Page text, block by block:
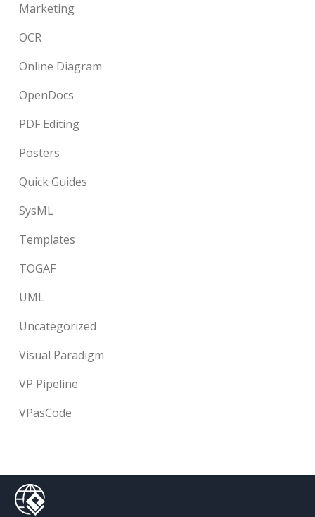
Marketing
OCR
Online Diagram
OpenDocs
PDF Editing
Posters
Quick Guides
SysML
Templates
TOGAF
UML
Uncategorized
Visual Paradigm
VP Pipeline
VPasCode